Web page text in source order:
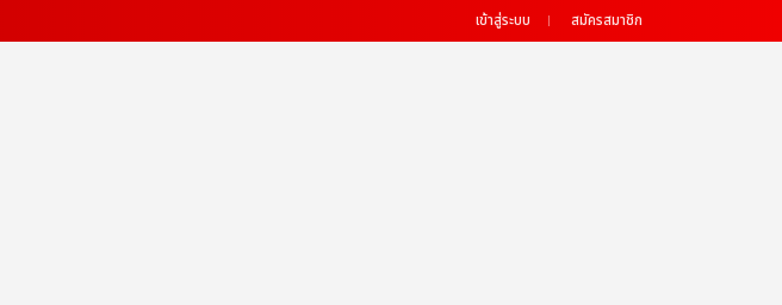
เข้าสู่ระบบ สมัครสมาชิก